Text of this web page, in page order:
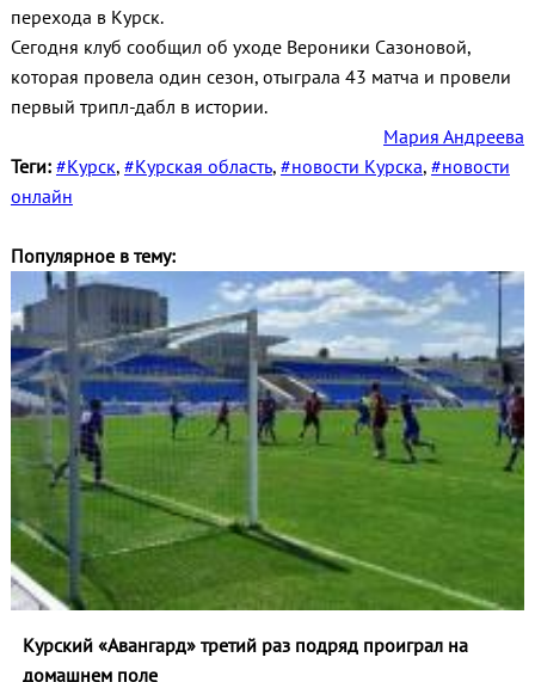
перехода в Курск.
Сегодня клуб сообщил об уходе Вероники Сазоновой,
которая провела один сезон, отыграла 43 матча и провели
первый трипл-дабл в истории.
Мария Андреева
Теги: #Курск, #Курская область, #новости Курска, #новости
онлайн
Популярное в тему:
Курский «Авангард» третий раз подряд проиграл на
домашнем поле